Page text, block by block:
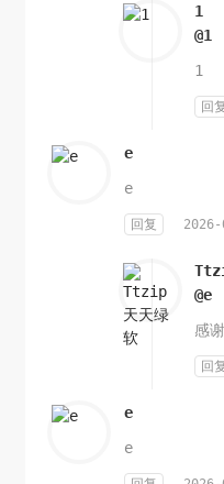
1
@1
1
回
e
e
回复
@e
感
回
e
e